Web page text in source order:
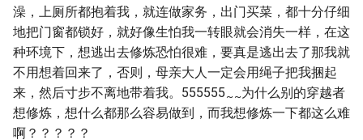
澡，上厕所都抱着我，就连做家务，出门买菜，都十分仔细
地把门窗都锁好，就好像生怕我一转眼就会消失一样，在这
种环境下，想逃出去修炼恐怕很难，要真是逃出去了那我就
不用想着回来了，否则，母亲大人一定会用绳子把我捆起
来，然后寸步不离地带着我。555555 ~~为什么别的穿越者
想修炼，想什么都那么容易做到，而我想修炼一下都这么难
啊？？？？？